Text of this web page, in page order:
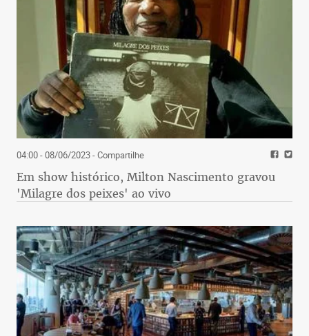
04:00 - 08/06/2023- Compartilhe
Em show histórico, Milton Nascimento gravou
'Milagre dos peixes' ao vivo